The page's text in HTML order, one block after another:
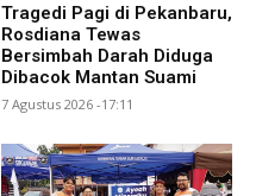
Tragedi Pagi di Pekanbaru,
Rosdiana Tewas
Bersimbah Darah Diduga
Dibacok Mantan Suami
7 Agustus 2026 -17:11